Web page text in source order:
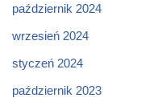
październik 2024
wrzesień 2024
styczeń 2024
październik 2023